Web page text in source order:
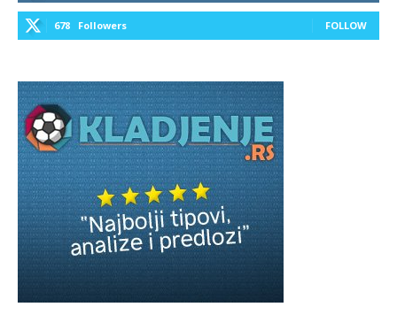
678 Followers FOLLOW